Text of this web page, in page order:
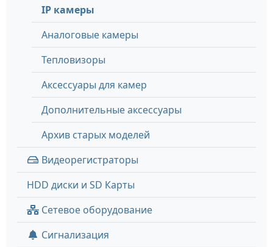
IP камеры
Аналоговые камеры
Тепловизоры
Аксессуары для камер
Дополнительные аксессуары
Архив старых моделей
Видеорегистраторы
HDD диски и SD Карты
Сетевое оборудование
Сигнализация